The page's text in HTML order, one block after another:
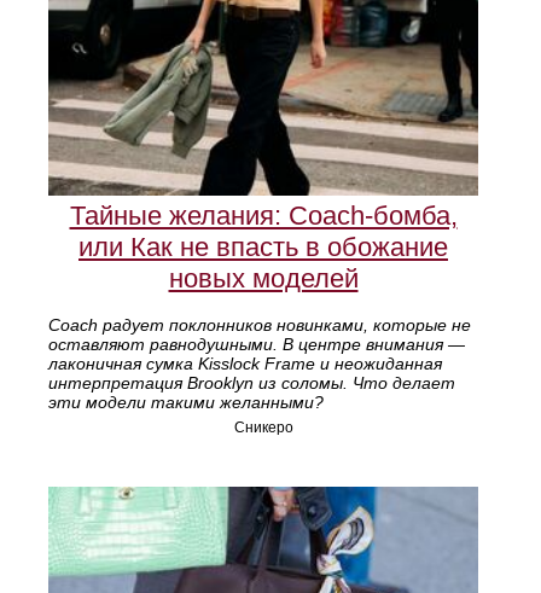
Тайные желания: Coach-бомба,
или Как не впасть в обожание
новых моделей
Coach радует поклонников новинками, которые не
оставляют равнодушными. В центре внимания —
лаконичная сумка Kisslock Frame и неожиданная
интерпретация Brooklyn из соломы. Что делает
эти модели такими желанными?
Сникеро